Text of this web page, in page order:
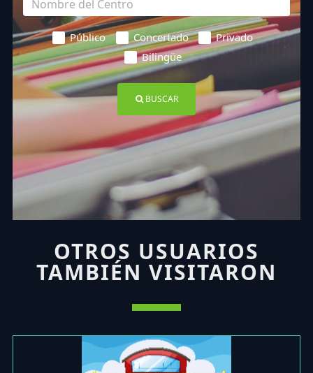
Público Concertado
Privado
Bilingüe
BUSCAR
OTROS USUARIOS
TAMBIÉN VISITARON